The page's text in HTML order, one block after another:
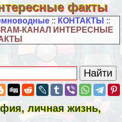
факты
:: КОНТАКТЫ ::
КАНАЛ ИНТЕРЕСНЫЕ
личная жизнь,